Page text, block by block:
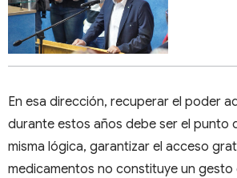
En esa dirección, recuperar el poder
durante estos años debe ser el punto
misma lógica, garantizar el acceso
medicamentos no constituye un gesto